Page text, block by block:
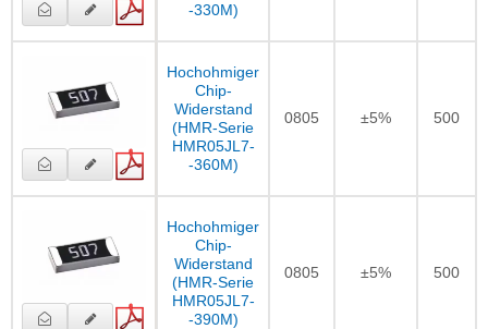
-330M)
Hochohmiger
Chip-
Widerstand
(HMR-Serie
HMR05JL7-
-360M)
0805 ±5% 500
Hochohmiger
Chip-
Widerstand
(HMR-Serie
HMR05JL7-
-390M)
0805 ±5% 500